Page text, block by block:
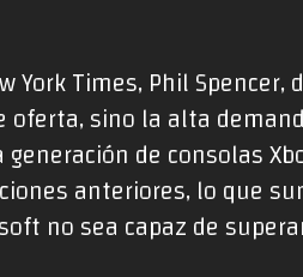
Times, Phil Spencer,
sino la alta
de consolas
anteriores, lo que
no sea capaz de